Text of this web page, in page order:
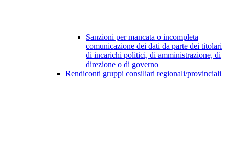
Sanzioni per mancata o incompleta
comunicazione dei dati da parte dei titolari
di incarichi politici, di amministrazione, di
direzione o di governo
Rendiconti gruppi consiliari regionali/provinciali